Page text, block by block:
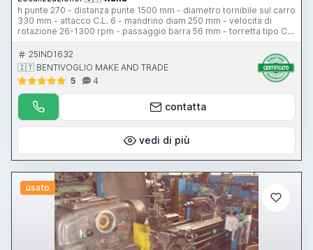
h punte 270 - distanza punte 1500 mm - diametro tornibile sul carro
330 mm - attacco C.L. 6 - mandrino diam 250 mm - velocita di
rotazione 26-1300 rpm - passaggio barra 56 mm - torretta tipo C -
comandi sul carro - larghezza bancale 360 mm - contropunta -
attacco contropunta c.m.
25IND1632
🇮🇹 BENTIVOGLIO MAKE AND TRADE
5
4
contatta
vedi di più
usato